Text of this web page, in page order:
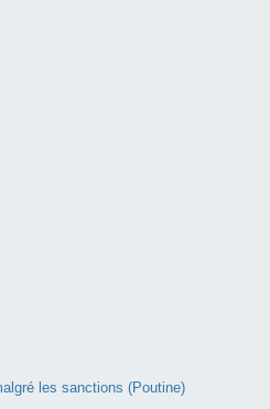
les sanctions (Poutine)